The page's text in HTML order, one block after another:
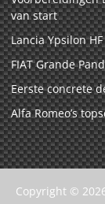
van start
Lancia Ypsilon
FIAT Grande
Eerste concrete
Alfa Romeo’s
Copyright ©